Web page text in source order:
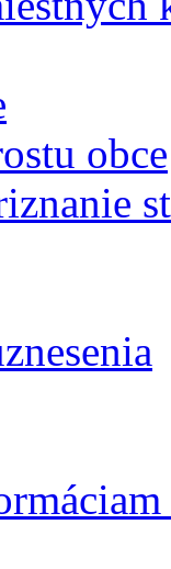
obce